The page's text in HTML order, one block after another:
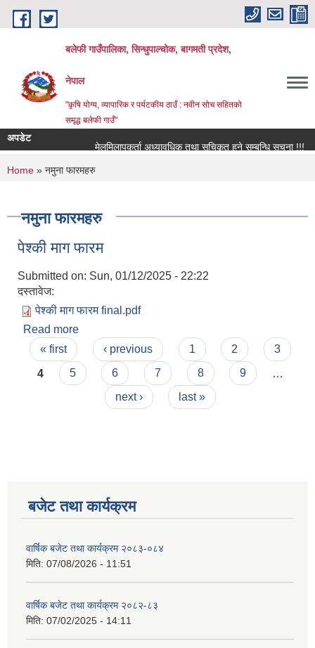
Skip to main content
बलेफी गाउँपालिका, सिन्धुपाल्चोक, बागमती प्रदेश,
नेपाल
"कृषि योग्य, व्यापारिक र पर्यटकीय ठाउँ : नवीन सोच सहितको
समृद्ध बलेफी गाउँ"
अपडेट
मेलमिलापकर्ता अध्यावधिक तथा सूचिकृत हुने सम्बन्धि सूचना !!!
You are here
Home » नमुना फारमहरु
नमुना फारमहरु
पेश्की माग फारम
Submitted on: Sun, 01/12/2025 - 22:22
दस्तावेज:
पेश्की माग फारम final.pdf
Read more
Pages
« first ‹ previous 1 2
3
4
5 6 7 8 9
next ›
last »
बजेट तथा कार्यक्रम
वार्षिक बजेट तथा कार्यक्रम २०८३-०८४
मिति: 07/08/2026 - 11:51
वार्षिक बजेट तथा कार्यक्रम २०८२-८३
मिति: 07/02/2025 - 14:11